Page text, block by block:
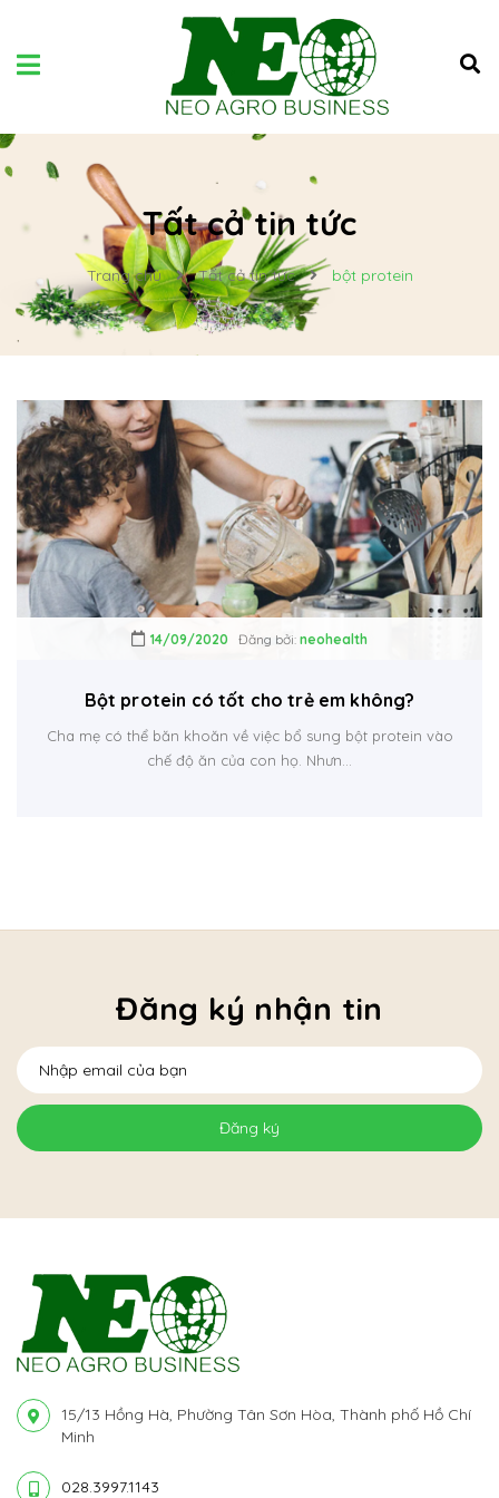
Tất cả tin tức
Trang chủ Tất cả tin tức bột protein
14/09/2020 Đăng bởi: neohealth
Bột protein có tốt cho trẻ em không?
Cha mẹ có thể băn khoăn về việc bổ sung bột protein vào
chế độ ăn của con họ. Nhưn...
Đăng ký nhận tin
Đăng ký
15/13 Hồng Hà, Phường Tân Sơn Hòa, Thành phố Hồ Chí
Minh
028.3997.1143